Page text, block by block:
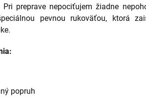
Pri preprave nepociťujem žiadne
pevnou rukoväťou, ktorá
popruh